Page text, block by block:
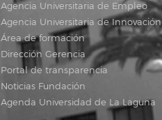
Agencia Universitaria de Empleo
Agencia Universitaria de Innovación
Área de formación
Dirección Gerencia
Portal de transparencia
Noticias Fundación
Agenda Universidad de La Laguna